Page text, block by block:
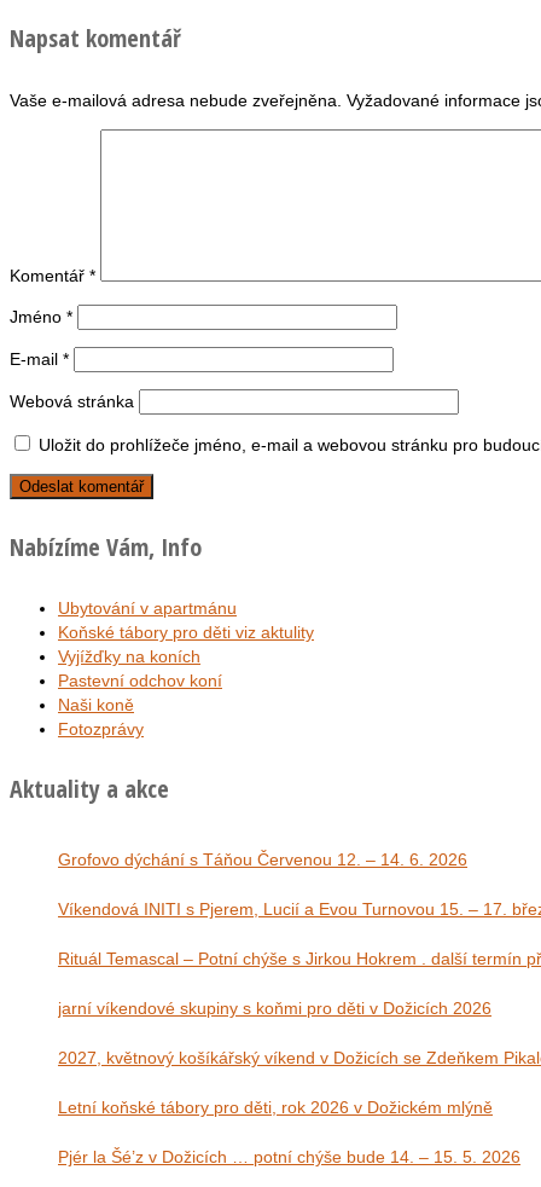
Napsat komentář
Vaše e-mailová adresa nebude zveřejněna. Vyžadované informace
Komentář *
Jméno *
E-mail *
Webová stránka
Uložit do prohlížeče jméno, e-mail a webovou stránku pro
Nabízíme Vám, Info
Ubytování v apartmánu
Koňské tábory pro děti viz aktulity
Vyjížďky na koních
Pastevní odchov koní
Naši koně
Fotozprávy
Aktuality a akce
Grofovo dýchání s Táňou Červenou 12. – 14. 6. 2026
Víkendová INITI s Pjerem, Lucií a Evou
Rituál Temascal – Potní chýše s Jirkou Hokrem . další termín
jarní víkendové skupiny s koňmi pro děti v Dožicích 2026
2027, květnový košíkářský víkend v Dožicích se Zdeňkem
Letní koňské tábory pro děti, rok 2026 v Dožickém mlýně
Pjér la Šé’z v Dožicích … potní chýše bude 14. – 15. 5. 2026